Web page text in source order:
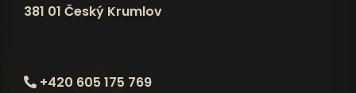
381 01 Český Krumlov
+420 605 175 769